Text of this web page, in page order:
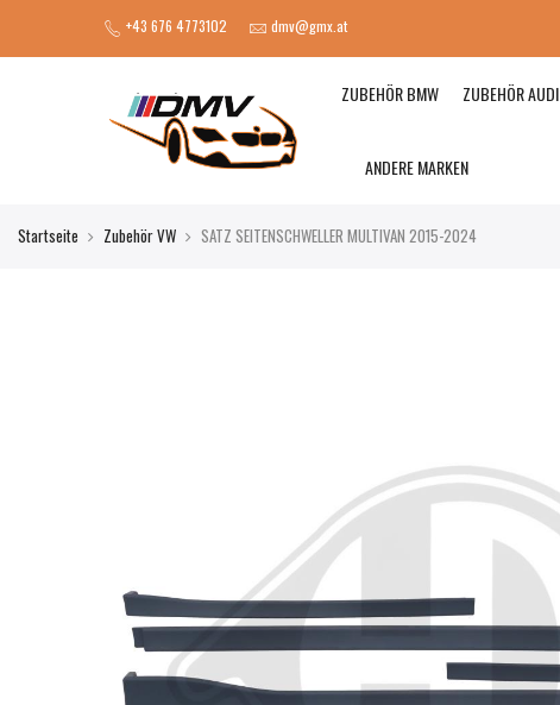
+43 676 4773102 dmv@gmx.at
ZUBEHÖR BMW ZUBEHÖR AUDI
ANDERE MARKEN
Startseite Zubehör VW SATZ SEITENSCHWELLER MULTIVAN 2015-2024